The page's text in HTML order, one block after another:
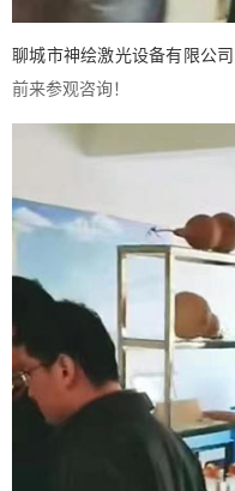
聊城市神绘激光设备有限公司
前来参观咨询！